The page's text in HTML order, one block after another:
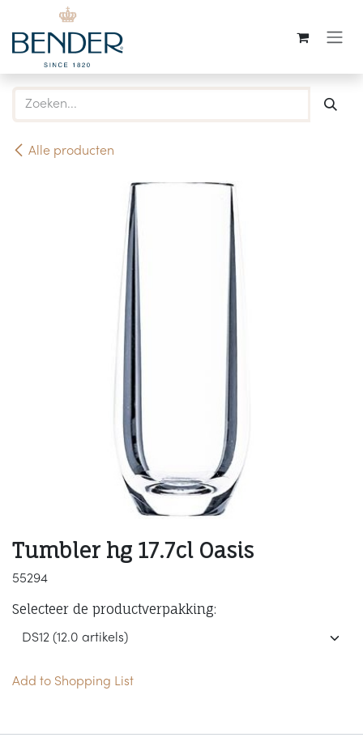
Overslaan naar inhoud
Alle producten
Tumbler hg 17.7cl Oasis
55294
Selecteer de productverpakking:
Add to Shopping List